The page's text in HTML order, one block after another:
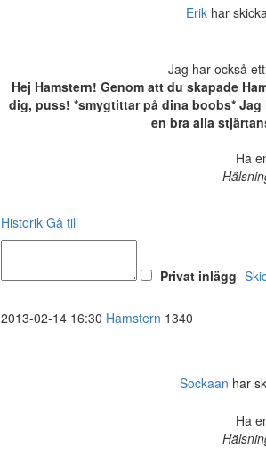
Erik har
Jag har också
Hej Hamstern! Genom att du skapade
dig, puss! *smygtittar på dina boobs*
en bra alla
Ha
Historik Gå till
Privat inlägg
2013-02-14 16:30 Hamstern 1340
Sockaan har
Ha